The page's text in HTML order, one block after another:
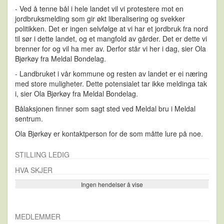
- Ved å tenne bål i hele landet vil vi protestere mot en
jordbruksmelding som gir økt liberalisering og svekker
politikken. Det er ingen selvfølge at vi har et jordbruk fra nord
til sør i dette landet, og et mangfold av gårder. Det er dette vi
brenner for og vil ha mer av. Derfor står vi her i dag, sier Ola
Bjørkøy fra Meldal Bondelag.
- Landbruket i vår kommune og resten av landet er ei næring
med store muligheter. Dette potensialet tar ikke meldinga tak
i, sier Ola Bjørkøy fra Meldal Bondelag.
Bålaksjonen finner som sagt sted ved Meldal bru i Meldal
sentrum.
Ola Bjørkøy er kontaktperson for de som måtte lure på noe.
STILLING LEDIG
HVA SKJER
Ingen hendelser å vise
Se flere…
MEDLEMMER